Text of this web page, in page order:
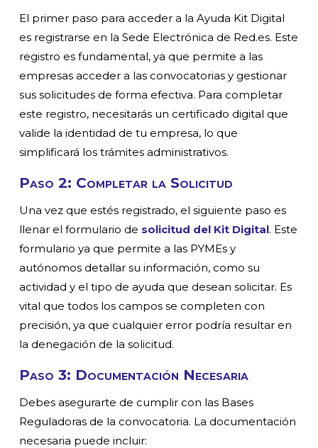
El primer paso para acceder a la Ayuda Kit Digital
es registrarse en la Sede Electrónica de Red.es. Este
registro es fundamental, ya que permite a las
empresas acceder a las convocatorias y gestionar
sus solicitudes de forma efectiva. Para completar
este registro, necesitarás un certificado digital que
valide la identidad de tu empresa, lo que
simplificará los trámites administrativos.
Paso 2: Completar la Solicitud
Una vez que estés registrado, el siguiente paso es
llenar el formulario de solicitud del Kit Digital. Este
formulario ya que permite a las PYMEs y
autónomos detallar su información, como su
actividad y el tipo de ayuda que desean solicitar. Es
vital que todos los campos se completen con
precisión, ya que cualquier error podría resultar en
la denegación de la solicitud.
Paso 3: Documentación Necesaria
Debes asegurarte de cumplir con las Bases
Reguladoras de la convocatoria. La documentación
necesaria puede incluir: